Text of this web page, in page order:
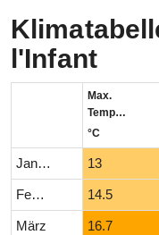
l'Infant
Max.
Temperatur
°C
Januar 13
Februar 14.5
März 16.7